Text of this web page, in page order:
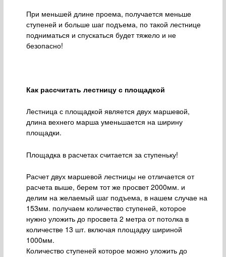
При меньшей длине проема, получается меньше
ступеней и больше шаг подъема, по такой лестнице
подниматься и спускаться будет тяжело и не
безопасно!
Как рассчитать лестницу с площадкой
Лестница с площадкой является двух маршевой,
длина вехнего марша уменьшается на ширину
площадки.
Площадка в расчетах считается за ступеньку!
Расчет двух маршевой лестницы не отличается от
расчета выше, берем тот же просвет 2000мм. и
делим на желаемый шаг подъема, в нашем случае на
153мм. получаем количество ступеней, которое
нужно уложить до просвета 2 метра от потолка в
количестве 13 шт. включая площадку шириной
1000мм.
Количество ступеней которое можно уложить до